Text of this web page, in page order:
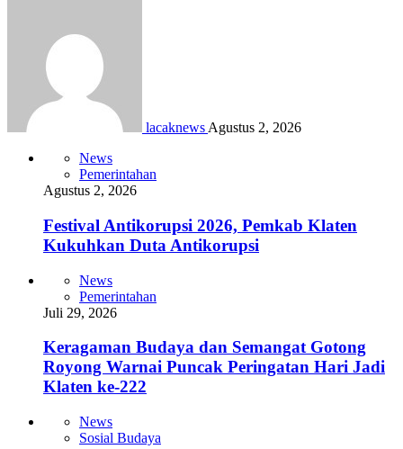
lacaknews Agustus 2, 2026
News
Pemerintahan
Agustus 2, 2026
Festival Antikorupsi 2026, Pemkab Klaten
Kukuhkan Duta Antikorupsi
News
Pemerintahan
Juli 29, 2026
Keragaman Budaya dan Semangat Gotong
Royong Warnai Puncak Peringatan Hari Jadi
Klaten ke-222
News
Sosial Budaya